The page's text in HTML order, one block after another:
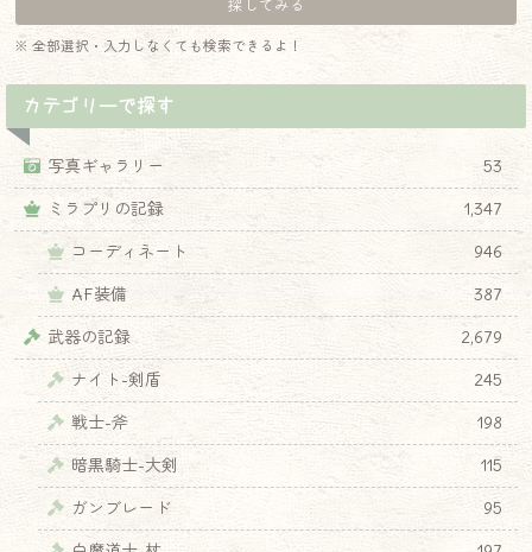
※ 全部選択・入力しなくても検索できるよ！
カテゴリーで探す
写真ギャラリー
53
ミラプリの記録
1,347
コーディネート
946
AF装備
387
武器の記録
2,679
ナイト-剣盾
245
戦士-斧
198
暗黒騎士-大剣
115
ガンブレード
95